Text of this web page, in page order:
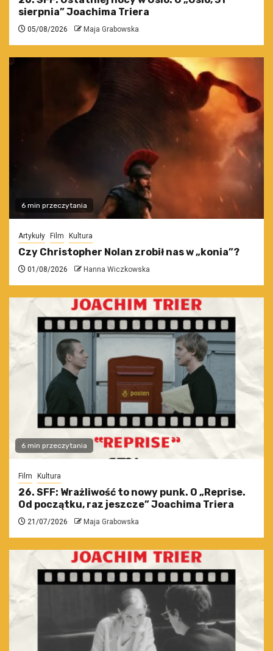
sierpnia” Joachima Triera
05/08/2026 Maja Grabowska
6 min przeczytania
Artykuły Film Kultura
Czy Christopher Nolan zrobił nas w „konia”?
01/08/2026 Hanna Wiczkowska
6 min przeczytania
Film Kultura
26. SFF: Wrażliwość to nowy punk. O „Reprise.
Od początku, raz jeszcze” Joachima Triera
21/07/2026 Maja Grabowska